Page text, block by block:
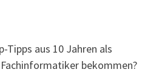
Tipps aus 10 Jahren als
bekommen?